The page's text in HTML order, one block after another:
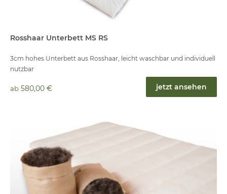
Rosshaar Unterbett MS RS
3cm hohes Unterbett aus Rosshaar, leicht waschbar und individuell
nutzbar
ab 580,00 € jetzt ansehen